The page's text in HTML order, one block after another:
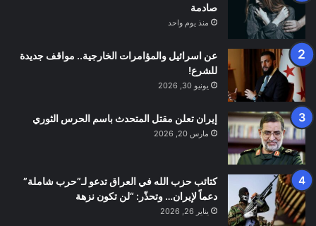
صادمة
منذ يوم واحد
عن اسرائيل والمؤامرات الخارجية.. مواقف جديدة
للشرع!
يونيو 30, 2026
إيران تعلن مقتل المتحدث باسم الحرس الثوري
مارس 20, 2026
كتائب حزب الله في العراق تدعو لـ”حرب شاملة”
دعماً لإيران… وتحذّر: “لن تكون نزهة
يناير 26, 2026